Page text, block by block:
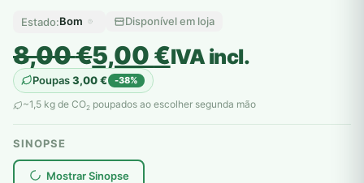
Estado:Bom Disponível em loja
8,00€
O
preço
original
era:
8,00 €.
5,00€
O
preço
atual
é:
5,00 €.
IVA incl.
Poupas3,00€ -38%
~1,5 kg de CO2 poupados ao escolher segunda mão
SINOPSE
Mostrar Sinopse
plantar árvores reais